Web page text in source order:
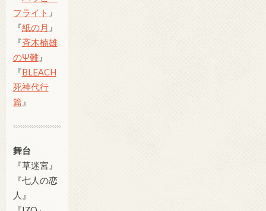
フライト 』
『紙の月 』
『斉木楠雄
のΨ難』
『BLEACH
死神代行
篇 』
舞台
『草迷宮』
『七人の恋
人』